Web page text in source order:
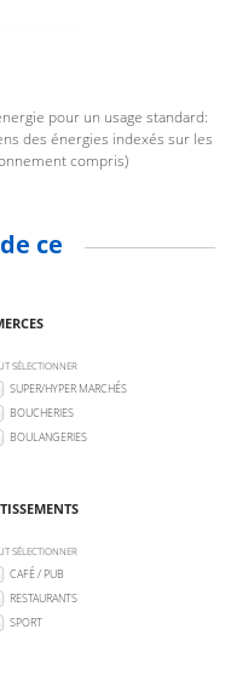
pour un usage standard:
des énergies indexés sur les
compris)
de ce
SÉLECTIONNER
SUPER/HYPER MARCHÉS
BOUCHERIES
BOULANGERIES
SÉLECTIONNER
CAFÉ / PUB
RESTAURANTS
SPORT